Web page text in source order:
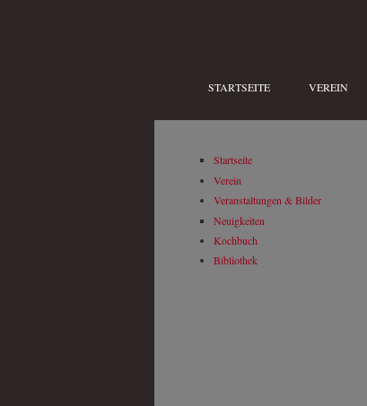
STARTSEITE VEREIN
Startseite
Verein
Veranstaltungen & Bilder
Neuigkeiten
Kochbuch
Bibliothek